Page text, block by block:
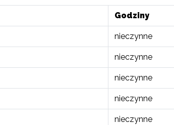
Godziny
nieczynne
nieczynne
nieczynne
nieczynne
nieczynne